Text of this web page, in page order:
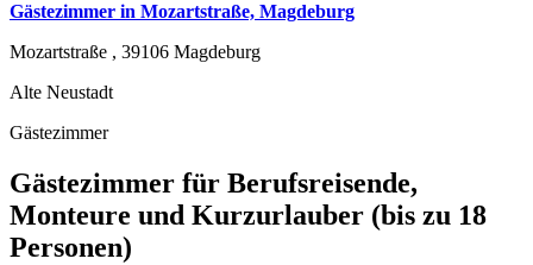
Gästezimmer in Mozartstraße, Magdeburg
Mozartstraße , 39106 Magdeburg
Alte Neustadt
Gästezimmer
Gästezimmer für Berufsreisende,
Monteure und Kurzurlauber (bis zu 18
Personen)